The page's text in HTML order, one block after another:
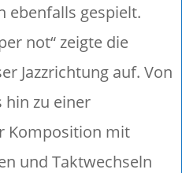
ebenfalls gespielt.
not“ zeigte die
Jazzrichtung auf. Von
hin zu einer
Komposition mit
und Taktwechseln